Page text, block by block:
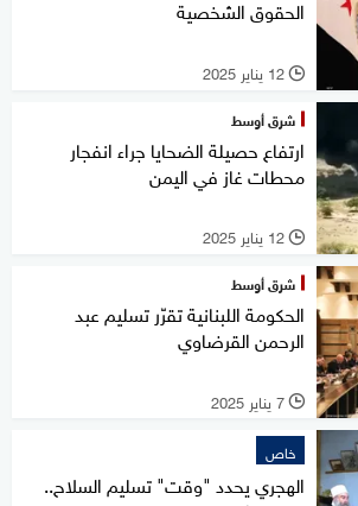
الحقوق الشخصية
l 12 يناير 2025
شرق أوسط
ارتفاع حصيلة الضحايا جراء انفجار
محطات غاز في اليمن
l 12 يناير 2025
شرق أوسط
الحكومة اللبنانية تقرّر تسليم عبد
الرحمن القرضاوي
l 7 يناير 2025
خاص
الهجري يحدد "وقت" تسليم السلاح..